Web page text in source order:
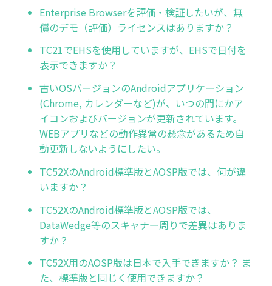
Enterprise Browserを評価・検証したいが、無
償のデモ（評価）ライセンスはありますか？
TC21でEHSを使用していますが、EHSで日付を
表示できますか？
古いOSバージョンのAndroidアプリケーション
(Chrome, カレンダーなど)が、いつの間にかア
イコンおよびバージョンが更新されています。
WEBアプリなどの動作異常の懸念があるため自
動更新しないようにしたい。
TC52XのAndroid標準版とAOSP版では、何が違
いますか？
TC52XのAndroid標準版とAOSP版では、
DataWedge等のスキャナー周りで差異はありま
すか？
TC52X用のAOSP版は日本で入手できますか？ ま
た、標準版と同じく使用できますか？